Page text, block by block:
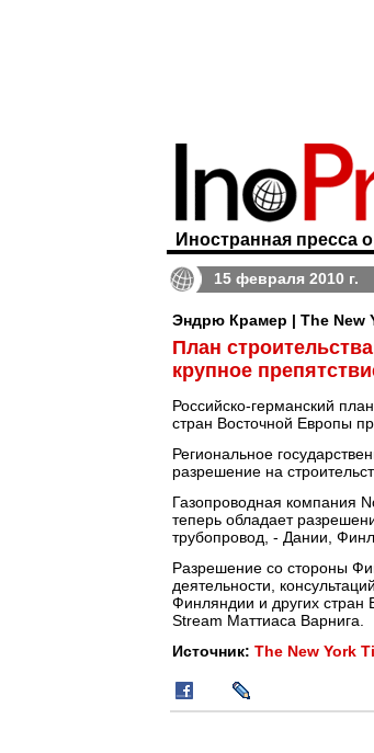
Иностранная пресса
15 февраля 2010 г.
Эндрю Крамер | The New
План
крупное
Российско-германский
стран Восточной Европы
Региональное
разрешение на
Газопроводная компания
теперь обладает
трубопровод, - Дании,
Разрешение со стороны
деятельности,
Финляндии и других стран
Stream Маттиаса Варнига.
Источник: The New York